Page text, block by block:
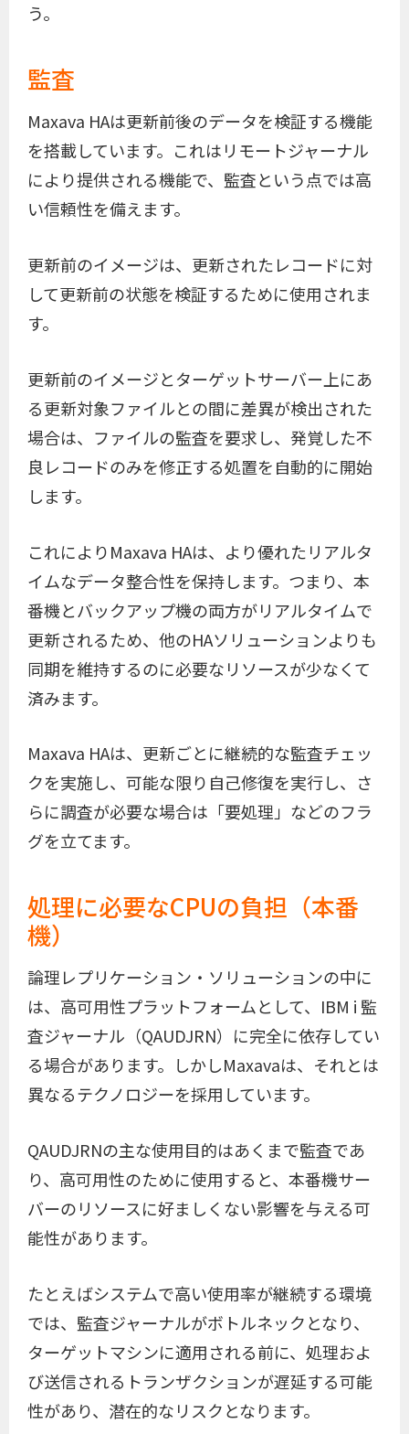
う。
監査
Maxava HAは更新前後のデータを検証する機能
を搭載しています。これはリモートジャーナル
により提供される機能で、監査という点では高
い信頼性を備えます。
更新前のイメージは、更新されたレコードに対
して更新前の状態を検証するために使用されま
す。
更新前のイメージとターゲットサーバー上にあ
る更新対象ファイルとの間に差異が検出された
場合は、ファイルの監査を要求し、発覚した不
良レコードのみを修正する処置を自動的に開始
します。
これによりMaxava HAは、より優れたリアルタ
イムなデータ整合性を保持します。つまり、本
番機とバックアップ機の両方がリアルタイムで
更新されるため、他のHAソリューションよりも
同期を維持するのに必要なリソースが少なくて
済みます。
Maxava HAは、更新ごとに継続的な監査チェッ
クを実施し、可能な限り自己修復を実行し、さ
らに調査が必要な場合は「要処理」などのフラ
グを立てます。
処理に必要なCPUの負担（本番
機）
論理レプリケーション・ソリューションの中に
は、高可用性プラットフォームとして、IBM i 監
査ジャーナル（QAUDJRN）に完全に依存してい
る場合があります。しかしMaxavaは、それとは
異なるテクノロジーを採用しています。
QAUDJRNの主な使用目的はあくまで監査であ
り、高可用性のために使用すると、本番機サー
バーのリソースに好ましくない影響を与える可
能性があります。
たとえばシステムで高い使用率が継続する環境
では、監査ジャーナルがボトルネックとなり、
ターゲットマシンに適用される前に、処理およ
び送信されるトランザクションが遅延する可能
性があり、潜在的なリスクとなります。